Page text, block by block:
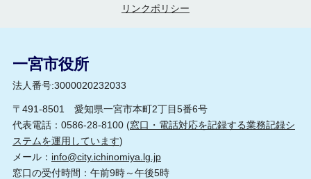
リンクポリシー
一宮市役所
法人番号:3000020232033
〒491-8501 愛知県一宮市本町2丁目5番6号
代表電話：0586-28-8100 (窓口・電話対応を記録する業務記録シ
ステムを運用しています)
メール： info@city.ichinomiya.lg.jp
窓口の受付時間：午前9時～午後5時